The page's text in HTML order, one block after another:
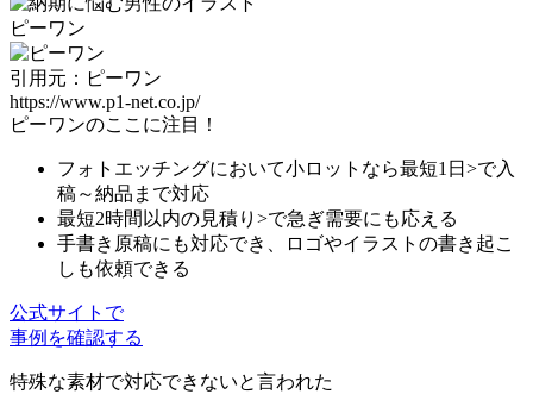
ピーワン
引用元：ピーワン
https://www.p1-net.co.jp/
ピーワンのここに注目！
フォトエッチングにおいて小ロットなら最短1日 >で入
稿～納品まで対応
最短2時間以内の見積り >で急ぎ需要にも応える
手書き原稿にも対応でき、
ロゴやイラストの書き起こ
し も依頼できる
公式サイトで
事例を確認する
特殊な素材で対応できないと⾔われた